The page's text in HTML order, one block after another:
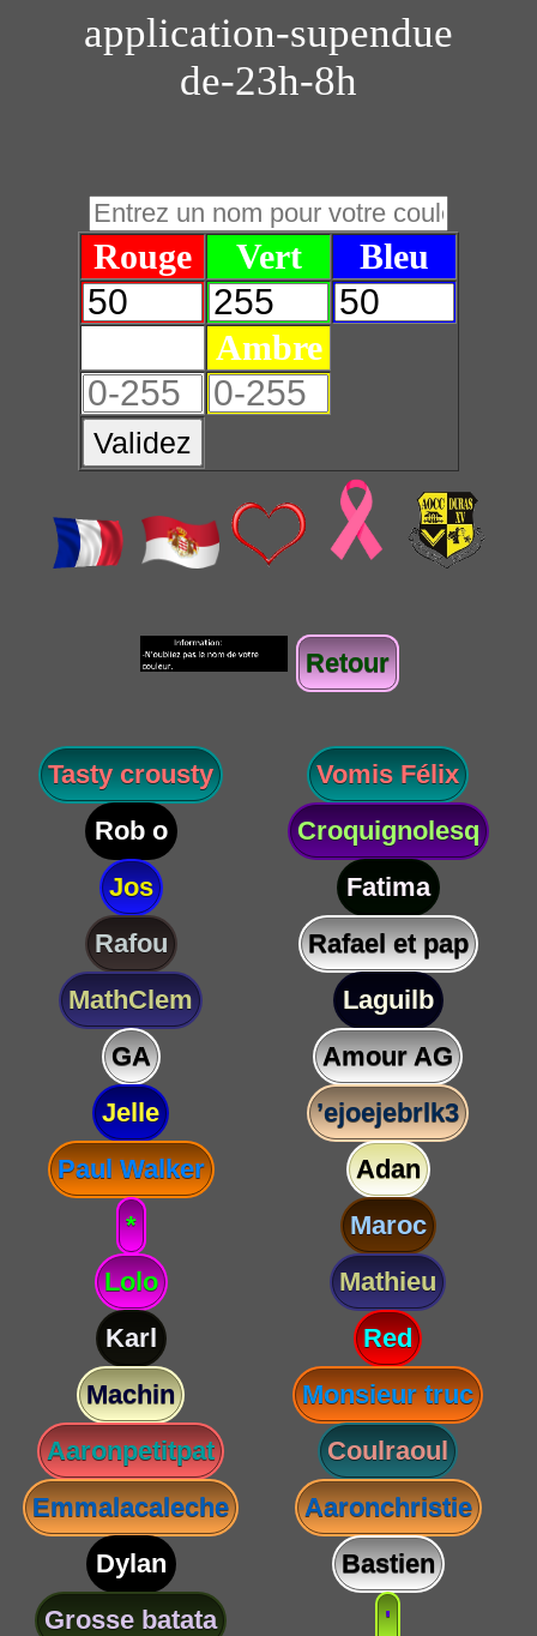
application-supendue
de-23h-8h
Rouge Vert Bleu
Ambre
Validez
Retour
Tasty crousty
Vomis Félix
Rob o
Croquignolesq
Jos
Fatima
Rafou
Rafael et pap
MathClem
Laguilb
GA
Amour AG
Jelle
’ejoejebrlk3
Paul Walker
Adan
*
Maroc
Lolo
Mathieu
Karl
Red
Machin
Monsieur truc
Aaronpetitpat
Coulraoul
Emmalacaleche
Aaronchristie
Dylan
Bastien
Grosse batata
'